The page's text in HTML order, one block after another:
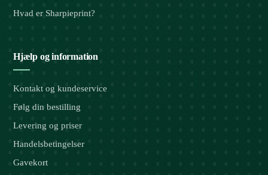
Hvad er Sharpieprint?
Hjælp og information
Kontakt og kundeservice
Følg din bestilling
Levering og priser
Handelsbetingelser
Gavekort